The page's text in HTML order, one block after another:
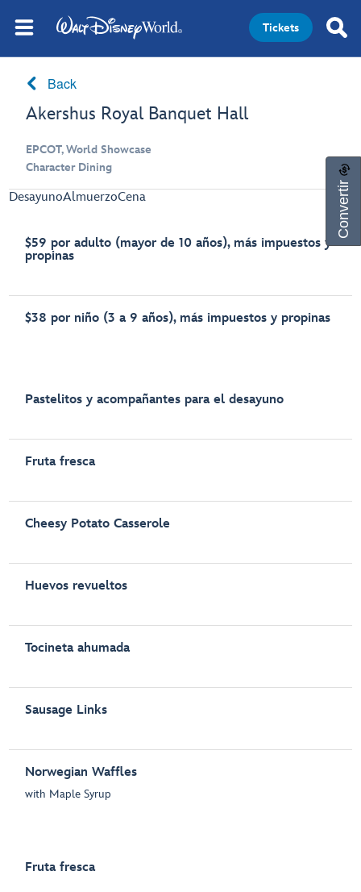
Tickets
Back
Akershus Royal Banquet Hall
EPCOT, World Showcase
Character Dining
DesayunoAlmuerzoCena
$59 por adulto (mayor de 10 años), más impuestos y
propinas
$38 por niño (3 a 9 años), más impuestos y propinas
Pastelitos y acompañantes para el desayuno
Fruta fresca
Cheesy Potato Casserole
Huevos revueltos
Tocineta ahumada
Sausage Links
Norwegian Waffles
with Maple Syrup
Fruta fresca
Convertir